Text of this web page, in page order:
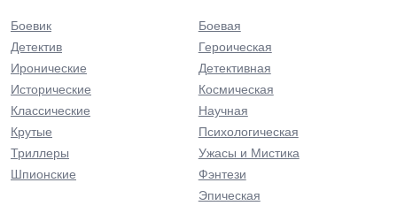
Боевик
Детектив
Иронические
Исторические
Классические
Крутые
Триллеры
Шпионские
Боевая
Героическая
Детективная
Космическая
Научная
Психологическая
Ужасы и Мистика
Фэнтези
Эпическая